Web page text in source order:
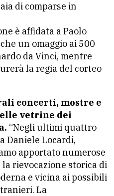
di comparse in
è affidata a Paolo
un omaggio ai 500
da Vinci, mentre
la regia del corteo
concerti, mostre e
vetrine dei
“Negli ultimi quattro
Daniele Locardi,
apportato numerose
rievocazione storica di
e vicina ai possibili
La